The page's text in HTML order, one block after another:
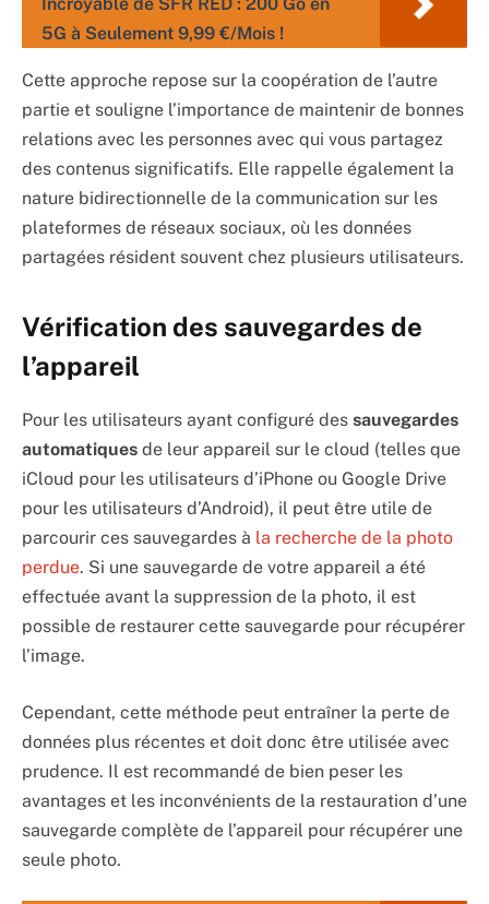
5G à Seulement 9,99 €/Mois !
Cette approche repose sur la coopération de l’autre
partie et souligne l’importance de maintenir de bonnes
relations avec les personnes avec qui vous partagez
des contenus significatifs. Elle rappelle également la
nature bidirectionnelle de la communication sur les
plateformes de réseaux sociaux, où les données
partagées résident souvent chez plusieurs utilisateurs.
Vérification des sauvegardes de
l’appareil
Pour les utilisateurs ayant configuré des sauvegardes
automatiques de leur appareil sur le cloud (telles que
iCloud pour les utilisateurs d’iPhone ou Google Drive
pour les utilisateurs d’Android), il peut être utile de
parcourir ces sauvegardes à la recherche de la photo
perdue. Si une sauvegarde de votre appareil a été
effectuée avant la suppression de la photo, il est
possible de restaurer cette sauvegarde pour récupérer
l’image.
Cependant, cette méthode peut entraîner la perte de
données plus récentes et doit donc être utilisée avec
prudence. Il est recommandé de bien peser les
avantages et les inconvénients de la restauration d’une
sauvegarde complète de l’appareil pour récupérer une
seule photo.